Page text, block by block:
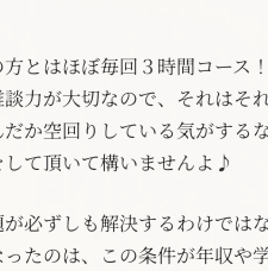
とはほぼ毎回３時間コース
力が大切なので、それはそ
か空回りしている気がする
て頂いて構いませんよ♪
必ずしも解決するわけでは
たのは、この条件が年収や